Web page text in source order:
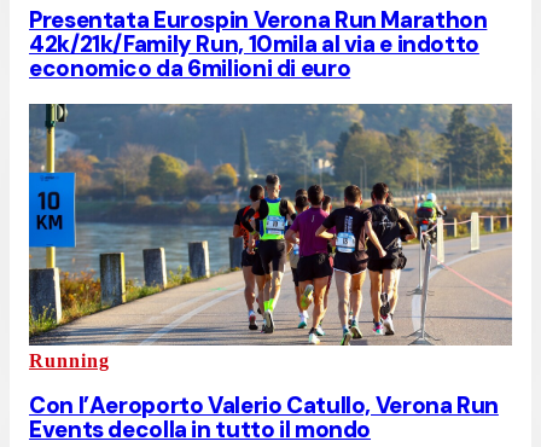
Presentata Eurospin Verona Run Marathon
42k/21k/Family Run, 10mila al via e indotto
economico da 6milioni di euro
Running
Con l’Aeroporto Valerio Catullo, Verona Run
Events decolla in tutto il mondo